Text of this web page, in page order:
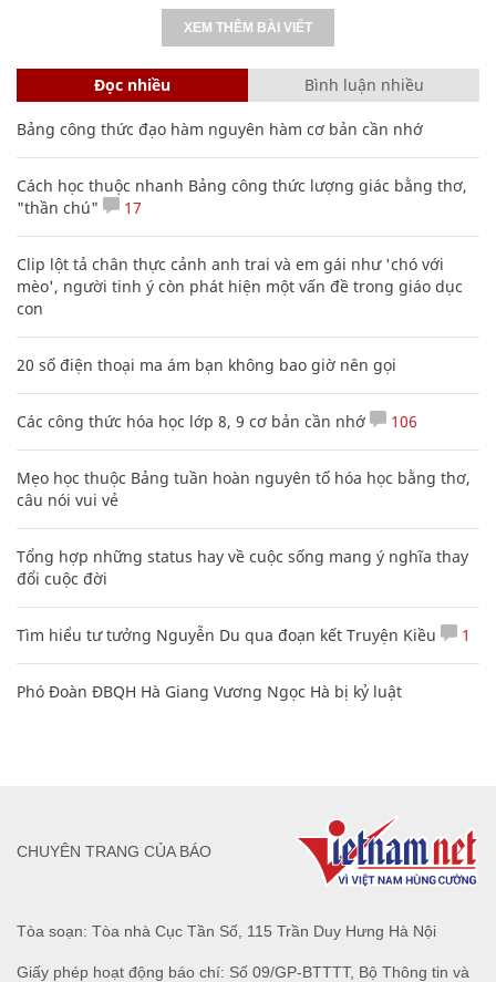
XEM THÊM BÀI VIẾT
Đọc nhiều Bình luận nhiều
Bảng công thức đạo hàm nguyên hàm cơ bản cần nhớ
Cách học thuộc nhanh Bảng công thức lượng giác bằng thơ,
"thần chú"
17
Clip lột tả chân thực cảnh anh trai và em gái như 'chó với
mèo', người tinh ý còn phát hiện một vấn đề trong giáo dục
con
20 số điện thoại ma ám bạn không bao giờ nên gọi
Các công thức hóa học lớp 8, 9 cơ bản cần nhớ 106
Mẹo học thuộc Bảng tuần hoàn nguyên tố hóa học bằng thơ,
câu nói vui vẻ
Tổng hợp những status hay về cuộc sống mang ý nghĩa thay
đổi cuộc đời
Tìm hiểu tư tưởng Nguyễn Du qua đoạn kết Truyện Kiều 1
Phó Đoàn ĐBQH Hà Giang Vương Ngọc Hà bị kỷ luật
Tòa soạn: Tòa nhà Cục Tần Số, 115 Trần Duy Hưng Hà Nội
Giấy phép hoạt động báo chí: Số 09/GP-BTTTT, Bộ Thông tin và
CHUYÊN TRANG CỦA BÁO